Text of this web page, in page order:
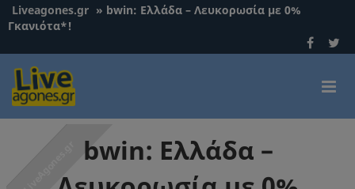
Liveagones.gr » bwin: Ελλάδα – Λευκορωσία με 0%
Γκανιότα*!
bwin: Ελλάδα –